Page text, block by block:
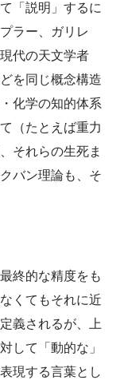
「説明」するに
ラー、ガリレ
代の天文学者
を同じ概念構造
化学の知的体系
（たとえば重力
それらの生死ま
バン理論も、そ
終的な精度をも
くてもそれに近
義されるが、上
して「動的な」
現する言葉とし